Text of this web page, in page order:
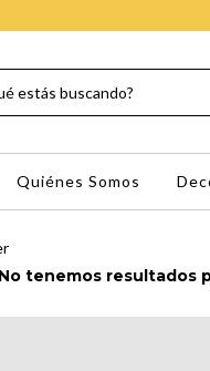
Quiénes Somos
No tenemos resultados